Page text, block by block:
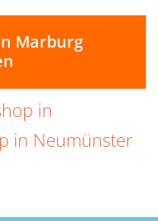
Marburg
in
in Neumünster